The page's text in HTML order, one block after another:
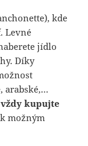
kde
Levné
jídlo
Díky
arabské,…
kupujte
možným